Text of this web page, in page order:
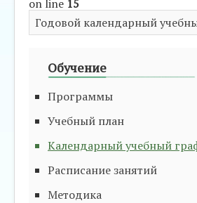
on line 15
Годовой календарный
Обучение
Программы
Учебный план
Календарный учебный
Расписание занятий
Методика